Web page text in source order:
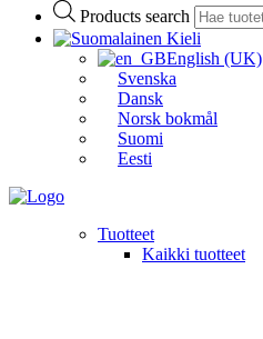
Products search
Kieli
English (UK)
Svenska
Dansk
Norsk bokmål
Suomi
Eesti
Tuotteet
Kaikki tuotteet